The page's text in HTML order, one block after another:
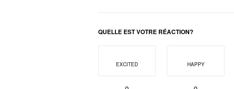
QUELLE EST VOTRE RÉACTION?
EXCITED HAPPY